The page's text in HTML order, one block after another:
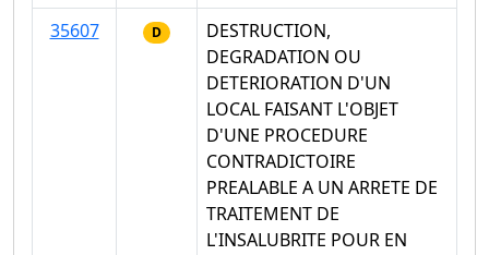
35607
D
DESTRUCTION,
DEGRADATION OU
DETERIORATION D'UN
LOCAL FAISANT L'OBJET
D'UNE PROCEDURE
CONTRADICTOIRE
PREALABLE A UN ARRETE DE
TRAITEMENT DE
L'INSALUBRITE POUR EN